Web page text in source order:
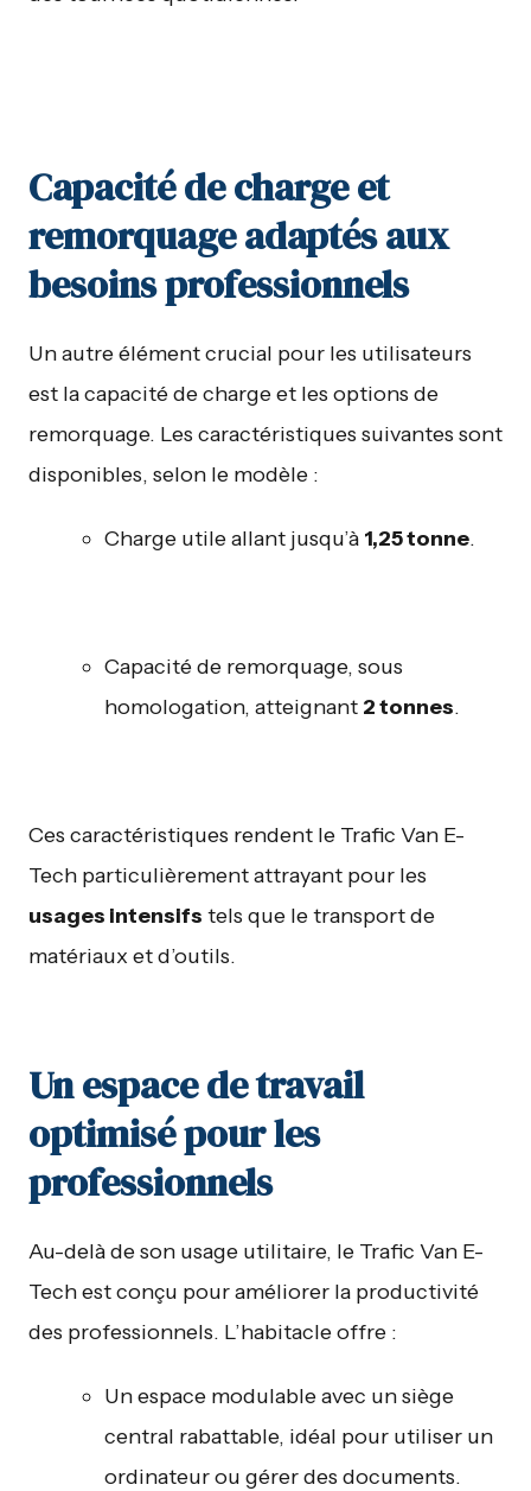
Capacité de charge et
remorquage adaptés aux
besoins professionnels
Un autre élément crucial pour les utilisateurs
est la capacité de charge et les options de
remorquage. Les caractéristiques suivantes sont
disponibles, selon le modèle :
Charge utile allant jusqu’à 1,25 tonne.
Capacité de remorquage, sous
homologation, atteignant 2 tonnes.
Ces caractéristiques rendent le Trafic Van E-
Tech particulièrement attrayant pour les
usages intensifs tels que le transport de
matériaux et d’outils.
Un espace de travail
optimisé pour les
professionnels
Au-delà de son usage utilitaire, le Trafic Van E-
Tech est conçu pour améliorer la productivité
des professionnels. L’habitacle offre :
Un espace modulable avec un siège
central rabattable, idéal pour utiliser un
ordinateur ou gérer des documents.